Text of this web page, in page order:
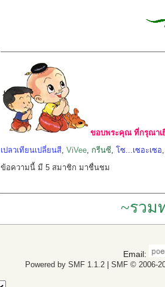
ขอบพระคุณ ที่กรุณาเ
เปลวเทียนเปลี่ยนสี, ViVee, กรีนซี โซ...เซอะเซอ
ข้อความนี้ มี 5 สมาชิก มาชื่นชม
~รวม
Email:
Powered by SMF 1.1.2| SMF © 2006-